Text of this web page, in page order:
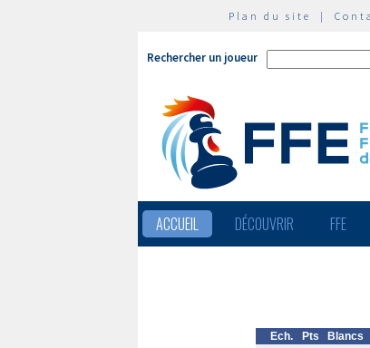
Plan du site |
Rechercher un joueur
ACCUEIL DÉCOUVRIR FFE
Ech. Pts Blancs